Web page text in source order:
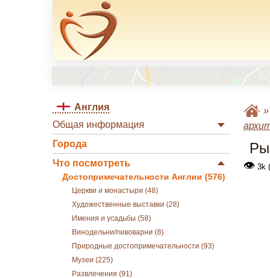
Англия
Общая информация
Города
Что посмотреть
Достопримечательности Англии (576)
Церкви и монастыри (48)
Художественные выставки (28)
Имения и усадьбы (58)
Винодельни/пивоварни (8)
Природные достопримечательности (93)
Музеи (225)
Развлечения (91)
»
👁3k